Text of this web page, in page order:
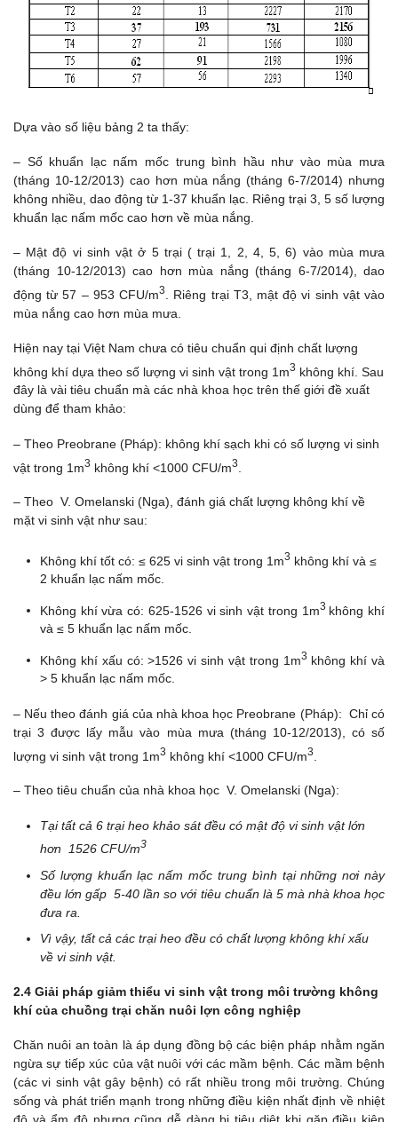
Dựa vào số liệu bảng 2 ta thấy:
– Số khuẩn lạc nấm mốc trung bình hầu như vào mùa mưa
(tháng 10-12/2013) cao hơn mùa nắng (tháng 6-7/2014) nhưng
không nhiều, dao động từ 1-37 khuẩn lạc. Riêng trại 3, 5 số lượng
khuẩn lạc nấm mốc cao hơn về mùa nắng.
– Mật độ vi sinh vật ở 5 trại ( trại 1, 2, 4, 5, 6) vào mùa mưa
(tháng 10-12/2013) cao hơn mùa nắng (tháng 6-7/2014), dao
động từ 57 – 953 CFU/m3
. Riêng trại T3, mật độ vi sinh vật vào
mùa nắng cao hơn mùa mưa.
Hiện nay tại Việt Nam chưa có tiêu chuẩn qui định chất lượng
không khí dựa theo số lượng vi sinh vật trong 1m3 không khí. Sau
đây là vài tiêu chuẩn mà các nhà khoa học trên thế giới đề xuất
dùng để tham khảo:
– Theo Preobrane (Pháp): không khí sạch khi có số lượng vi sinh
vật trong 1m3 không khí <1000 CFU/m3
– Theo V. Omelanski (Nga), đánh giá chất lượng không khí về
mặt vi sinh vật như sau:
Không khí tốt có: ≤ 625 vi sinh vật trong 1m3 không khí và ≤
2 khuẩn lạc nấm mốc.
Không khí vừa có: 625-1526 vi sinh vật trong 1m3 không khí
và ≤ 5 khuẩn lạc nấm mốc.
Không khí xấu có: >1526 vi sinh vật trong 1m3 không khí và
> 5 khuẩn lạc nấm mốc.
– Nếu theo đánh giá của nhà khoa học Preobrane (Pháp): Chỉ có
trại 3 được lấy mẫu vào mùa mưa (tháng 10-12/2013), có số
lượng vi sinh vật trong 1m3 không khí <1000 CFU/m3
– Theo tiêu chuẩn của nhà khoa học V. Omelanski (Nga):
Tại tất cả 6 trại heo khảo sát đều có mật độ vi sinh vật lớn
hơn 1526 CFU/m3
Số lượng khuẩn lạc nấm mốc trung bình tại những nơi này
đều lớn gấp 5-40 lần so với tiêu chuẩn là 5 mà nhà khoa học
đưa ra.
Vì vậy, tất cả các trại heo đều có chất lượng không khí xấu
về vi sinh vật.
2.4 Giải pháp giảm thiểu vi sinh vật trong môi trường không
khí của chuồng trại chăn nuôi lợn công nghiệp
Chăn nuôi an toàn là áp dụng đồng bộ các biện pháp nhằm ngăn
ngừa sự tiếp xúc của vật nuôi với các mầm bệnh. Các mầm bệnh
(các vi sinh vật gây bệnh) có rất nhiều trong môi trường. Chúng
sống và phát triển mạnh trong những điều kiện nhất định về nhiệt